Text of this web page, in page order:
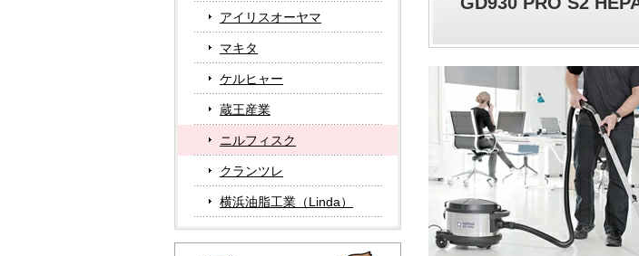
アイリスオーヤマ
マキタ
ケルヒャー
蔵王産業
ニルフィスク
クランツレ
横浜油脂工業（Linda）